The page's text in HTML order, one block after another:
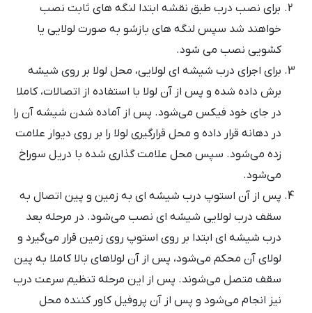
برای نصب درب طبق نقشه ابتدا لنگه های ثابت نصب
خواهند شد سپس لنگه های بازشو به صورت لولایی یا
کشویی نصب می شود.
برای اجرای درب شیشه ای لولایی، محل لولا بر روی شیشه
برش داده شده و پس از آن لولا با استفاده از اتصالات، کاملا
در جای خود فیکس می‌شود. پس از آماده شدن شیشه آن را
در دهانه قرار داده و محل قرارگیری لولا را بر روی دیوار علامت
زده می‌شود. سپس محل علامت گذاری شده با دریل سوراخ
می‌شود.
پس از آن استوپ درب شیشه ای به زمین و پین اتصال به
سقف درب لولایی شیشه‌ ای نصب می‌شود. در مرحله بعد
درب شیشه ای ابتدا بر روی استوپ روی زمین قرار می‌گیرد و
لولای آن محکم می‌شود، پس از آن لولاهای بالا کاملا به پین
سقف متصل می‌شوند. پس از این مرحله تنظیم سرعت درب
نیز انجام می‌شود و پس از آن پروفیل کاور کننده محل